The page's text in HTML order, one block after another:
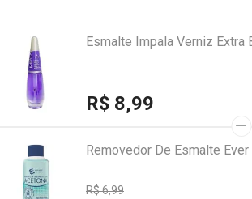
Esmalte Impala Verniz Extra
R$ 8,99
Removedor De Esmalte
R$ 6,99